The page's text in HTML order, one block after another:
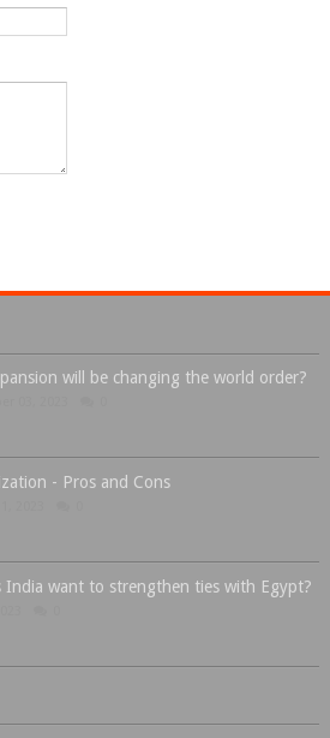
will be changing the world order?
- Pros and Cons
India want to strengthen ties with Egypt?